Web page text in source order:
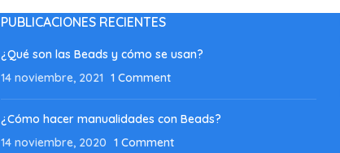
PUBLICACIONES RECIENTES
¿Qué son las Beads y cómo se usan?
14 noviembre, 2021 1 Comment
¿Cómo hacer manualidades con Beads?
14 noviembre, 2020 1 Comment